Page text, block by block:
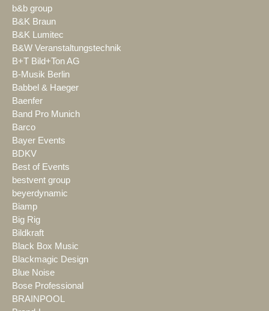
b&b group
B&K Braun
B&K Lumitec
B&W Veranstaltungstechnik
B+T Bild+Ton AG
B-Musik Berlin
Babbel & Haeger
Baenfer
Band Pro Munich
Barco
Bayer Events
BDKV
Best of Events
bestvent group
beyerdynamic
Biamp
Big Rig
Bildkraft
Black Box Music
Blackmagic Design
Blue Noise
Bose Professional
BRAINPOOL